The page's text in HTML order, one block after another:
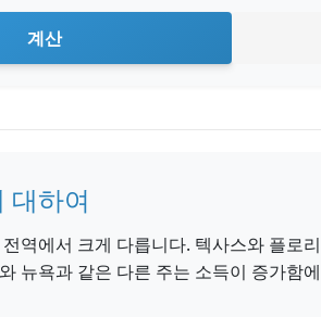
계산
대하여
역에서 크게 다릅니다. 텍사스와 플로
뉴욕과 같은 다른 주는 소득이 증가함